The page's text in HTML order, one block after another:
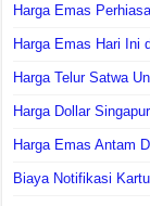
Harga Emas
Harga Emas Hari Ini
Harga Telur Satwa
Harga Dollar
Harga Emas Antam
Biaya Notifikasi